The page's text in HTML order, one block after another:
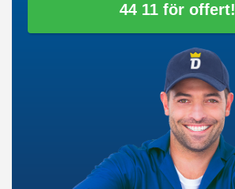
44 11 för offert!